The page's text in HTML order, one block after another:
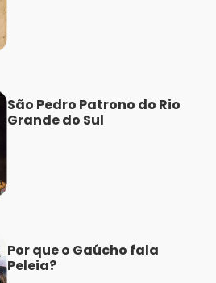
São Pedro Patrono do Rio
Grande do Sul
Por que o Gaúcho fala
Peleia?